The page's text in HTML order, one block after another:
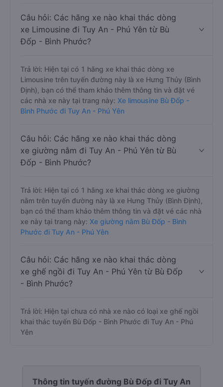
Câu hỏi: Các hãng xe nào khai thác dòng
xe Limousine đi Tuy An - Phú Yên từ Bù
Đốp - Bình Phước?
Trả lời: Hiện tại có 1 hãng xe khai thác dòng xe
Limousine trên tuyến đường này là xe Hưng Thủy (Bình
Định), bạn có thể tham khảo thêm thông tin và đặt vé
các nhà xe này tại trang này: Xe limousine Bù Đốp -
Bình Phước đi Tuy An - Phú Yên
Câu hỏi: Các hãng xe nào khai thác dòng
xe giường nằm đi Tuy An - Phú Yên từ Bù
Đốp - Bình Phước?
Trả lời: Hiện tại có 1 hãng xe khai thác dòng xe giường
nằm trên tuyến đường này là xe Hưng Thủy (Bình Định),
bạn có thể tham khảo thêm thông tin và đặt vé các nhà
xe này tại trang này: Xe giường nằm Bù Đốp - Bình
Phước đi Tuy An - Phú Yên
Câu hỏi: Các hãng xe nào khai thác dòng
xe ghế ngồi đi Tuy An - Phú Yên từ Bù Đốp
- Bình Phước?
Trả lời: Hiện tại chưa có nhà xe nào có loại xe ghế ngồi
khai thác tuyến Bù Đốp - Bình Phước đi Tuy An - Phú
Yên
Thông tin tuyến đường Bù Đốp đi Tuy An